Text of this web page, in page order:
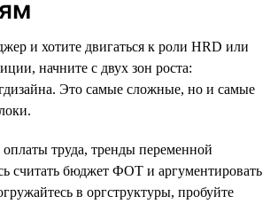
и хотите двигаться к роли HRD или
начните с двух зон роста:
Это самые сложные, но и самые
труда, тренды переменной
считать бюджет ФОТ и аргументировать
в оргструктуры, пробуйте